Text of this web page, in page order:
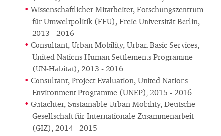
Wissenschaftlicher Mitarbeiter, Forschungszentrum
für Umweltpolitik (FFU), Freie Universität Berlin,
2013 - 2016
Consultant, Urban Mobility, Urban Basic Services,
United Nations Human Settlements Programme
(UN-Habitat), 2013 - 2016
Consultant, Project Evaluation, United Nations
Environment Programme (UNEP), 2015 - 2016
Gutachter, Sustainable Urban Mobility, Deutsche
Gesellschaft für Internationale Zusammenarbeit
(GIZ), 2014 - 2015